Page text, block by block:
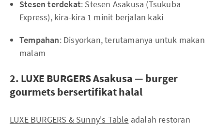
Stesen terdekat: Stesen Asakusa (Tsukuba
Express), kira-kira 1 minit berjalan kaki
Tempahan: Disyorkan, terutamanya untuk makan
malam
2. LUXE BURGERS Asakusa — burger
gourmets bersertifikat halal
LUXE BURGERS & Sunny's Table adalah restoran